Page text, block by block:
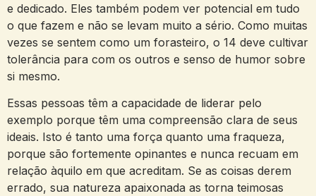
e dedicado. Eles também podem ver potencial em tudo
o que fazem e não se levam muito a sério. Como muitas
vezes se sentem como um forasteiro, o 14 deve cultivar
tolerância para com os outros e senso de humor sobre
si mesmo.
Essas pessoas têm a capacidade de liderar pelo
exemplo porque têm uma compreensão clara de seus
ideais. Isto é tanto uma força quanto uma fraqueza,
porque são fortemente opinantes e nunca recuam em
relação àquilo em que acreditam. Se as coisas derem
errado, sua natureza apaixonada as torna teimosas